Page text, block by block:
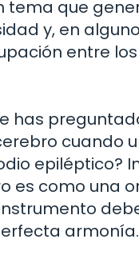
tema que
y, en
entre los
has
cuando
epiléptico?
es como una
armonía.